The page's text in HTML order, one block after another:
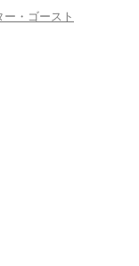
・ゴースト